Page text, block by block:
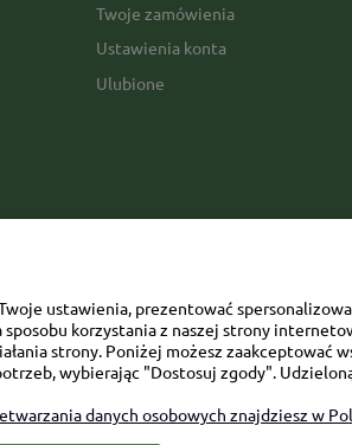
Twoje zamówienia
Ustawienia konta
Ulubione
ustawienia, prezentować
korzystania z naszej strony
strony. Poniżej możesz
wybierając "Dostosuj zgody".
danych osobowych znajdziesz w